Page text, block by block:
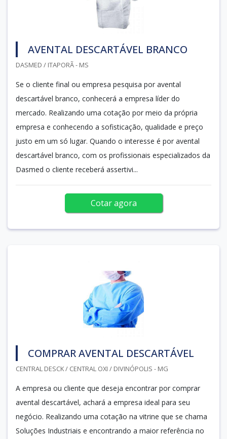
AVENTAL DESCARTÁVEL BRANCO
DASMED / ITAPORÃ - MS
Se o cliente final ou empresa pesquisa por avental
descartável branco, conhecerá a empresa líder do
mercado. Realizando uma cotação por meio da própria
empresa e conhecendo a sofisticação, qualidade e preço
justo em um só lugar. Quando o interesse é por avental
descartável branco, com os profissionais especializados da
Dasmed o cliente receberá assertivi...
Cotar agora
COMPRAR AVENTAL DESCARTÁVEL
CENTRAL DESCK / CENTRAL OXI / DIVINÓPOLIS - MG
A empresa ou cliente que deseja encontrar por comprar
avental descartável, achará a empresa ideal para seu
negócio. Realizando uma cotação na vitrine que se chama
Soluções Industriais e encontrando a maior referência no